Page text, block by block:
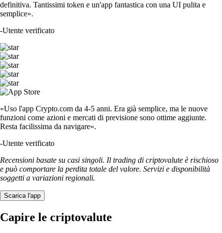
definitiva. Tantissimi token e un'app fantastica con una UI pulita e
semplice».
-Utente verificato
«Uso l'app Crypto.com da 4-5 anni. Era già semplice, ma le nuove
funzioni come azioni e mercati di previsione sono ottime aggiunte.
Resta facilissima da navigare».
-Utente verificato
Recensioni basate su casi singoli. Il trading di criptovalute è rischioso
e può comportare la perdita totale del valore. Servizi e disponibilità
soggetti a variazioni regionali.
Scarica l'app
Capire le criptovalute